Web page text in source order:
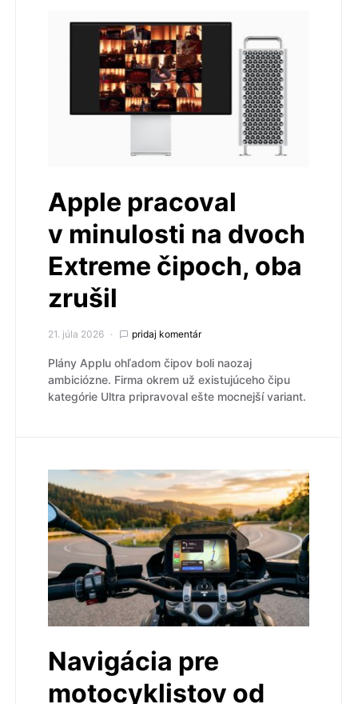
Apple pracoval
v minulosti na dvoch
Extreme čipoch, oba
zrušil
21. júla 2026 pridaj komentár
Plány Applu ohľadom čipov boli naozaj
ambiciózne. Firma okrem už existujúceho čipu
kategórie Ultra pripravoval ešte mocnejší variant.
Navigácia pre
motocyklistov od